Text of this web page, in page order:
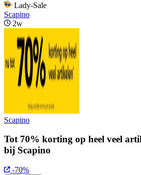
Lady-Sale
Scapino
2w
Scapino
Tot 70% korting op heel veel
bij Scapino
-70%